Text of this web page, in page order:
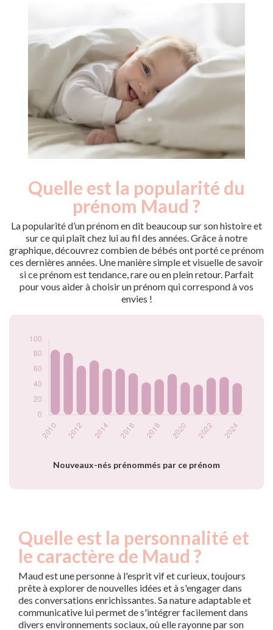
Quelle est la popularité du
prénom Maud ?
La popularité d’un prénom en dit beaucoup sur son histoire et
sur ce qui plaît chez lui au fil des années. Grâce à notre
graphique, découvrez combien de bébés ont porté ce prénom
ces dernières années. Une manière simple et visuelle de savoir
si ce prénom est tendance, rare ou en plein retour. Parfait
pour vous aider à choisir un prénom qui correspond à vos
envies !
Nouveaux-nés prénommés par ce prénom
Popularité du
Année
Nouveaux-
nés
2010
86
2011
82
2012
65
2013
72
2014
61
2015
61
2019
54
43
40
49
50
42
Quelle est la personnalité et
le caractère de Maud ?
Maud est une personne à l'esprit vif et curieux, toujours
prête à explorer de nouvelles idées et à s'engager dans
des conversations enrichissantes. Sa nature adaptable et
communicative lui permet de s'intégrer facilement dans
divers environnements sociaux, où elle rayonne par son